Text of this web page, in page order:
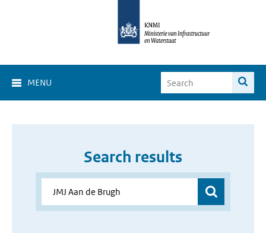
MENU
Search results